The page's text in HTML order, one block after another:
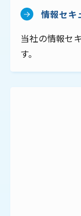
情報セキ
当社の情報セ
す。